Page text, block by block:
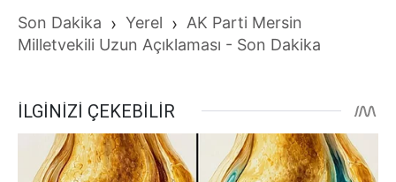
Son Dakika › Yerel › AK Parti Mersin
Milletvekili Uzun Açıklaması - Son Dakika